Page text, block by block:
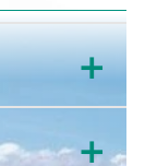
＋
＋